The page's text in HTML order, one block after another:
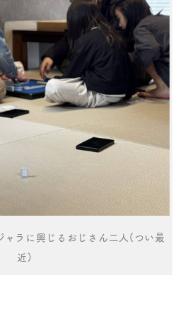
ャラに興じるおじさん二人(つい最
近)